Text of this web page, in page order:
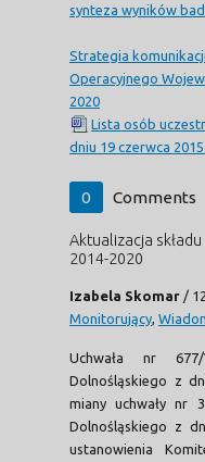
synteza wyników
Strategia
Operacyjnego
2020
Lista osób
dniu 19 czerwca 2015
0 Comments
Aktualizacja
2014-2020
Izabela Skomar /
Monitorujący
Uchwała nr
Dolnośląskiego z
miany uchwały nr
Dolnośląskiego z
ustanowienia